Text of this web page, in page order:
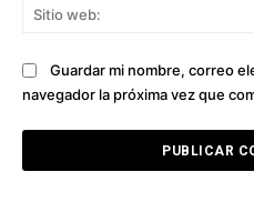
Guardar mi nombre, correo
navegador la próxima vez que